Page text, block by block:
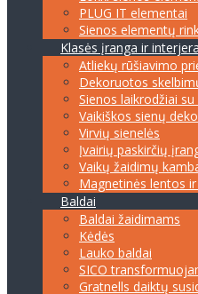
PLUG IT elementai
Sienos elementų
Klasės įranga ir
Atliekų rūšiavimo
Dekoruotos
Sienos laikrodžiai
Vaikiškos sienų
Virvių sienelės
Įvairių paskirčių
Vaikų žaidimų
Magnetinės lentos
Baldai
Baldai žaidimams
Kėdės
Lauko baldai
SICO
Gratnells daiktų